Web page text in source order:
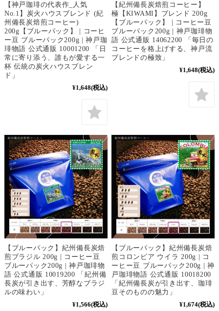
【神戸珈琲の代表作_人気
No.1】炭火ハウスブレンド (紀
州備長炭焙煎コーヒー)
200g【ブルーパック】 | コーヒ
ー豆 ブルーパック200g | 神戸珈
琲物語 公式通販 10001200 「日
常に寄り添う、誰もが愛する一
杯 伝統の炭火ハウスブレン
ド」
¥1,648(税込)
【紀州備長炭焙煎コーヒー】
極【KIWAMI】ブレンド 200g
【ブルーパック】 | コーヒー豆
ブルーパック200g | 神戸珈琲物
語 公式通販 14062200 「毎日の
コーヒーを格上げする、神戸流
ブレンドの極致」
¥1,648(税込)
【ブルーパック】紀州備長炭焙
煎ブラジル 200g | コーヒー豆
ブルーパック200g | 神戸珈琲物
語 公式通販 10019200 「紀州備
長炭が引き出す、芳醇なブラジ
ルの味わい」
¥1,566(税込)
【ブルーパック】紀州備長炭焙
煎コロンビア ウイラ 200g | コ
ーヒー豆 ブルーパック200g | 神
戸珈琲物語 公式通販 10018200
「紀州備長炭が引き出す、珈琲
豆そのものの魅力」
¥1,674(税込)